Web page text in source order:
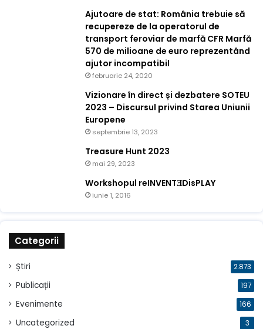
Ajutoare de stat: România trebuie să
recupereze de la operatorul de
transport feroviar de marfă CFR Marfă
570 de milioane de euro reprezentând
ajutor incompatibil
februarie 24, 2020
Vizionare în direct și dezbatere SOTEU
2023 – Discursul privind Starea Uniunii
Europene
septembrie 13, 2023
Treasure Hunt 2023
mai 29, 2023
Workshopul reINVENTƎDisPLAY
iunie 1, 2016
Categorii
Știri 2.873
Publicații 197
Evenimente 166
Uncategorized 3